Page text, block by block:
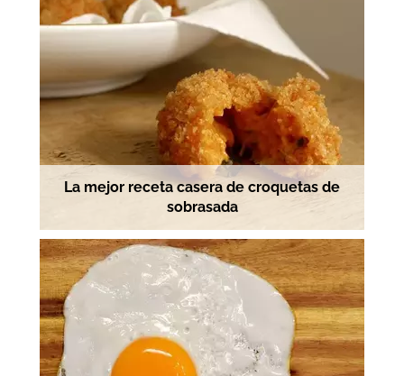
La mejor receta casera de croquetas de
sobrasada